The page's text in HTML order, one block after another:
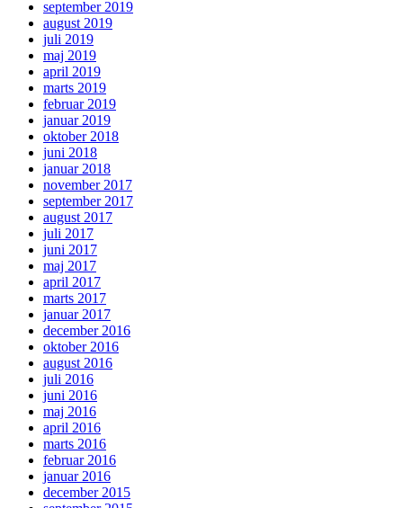
september 2019
august 2019
juli 2019
maj 2019
april 2019
marts 2019
februar 2019
januar 2019
oktober 2018
juni 2018
januar 2018
november 2017
september 2017
august 2017
juli 2017
juni 2017
maj 2017
april 2017
marts 2017
januar 2017
december 2016
oktober 2016
august 2016
juli 2016
juni 2016
maj 2016
april 2016
marts 2016
februar 2016
januar 2016
december 2015